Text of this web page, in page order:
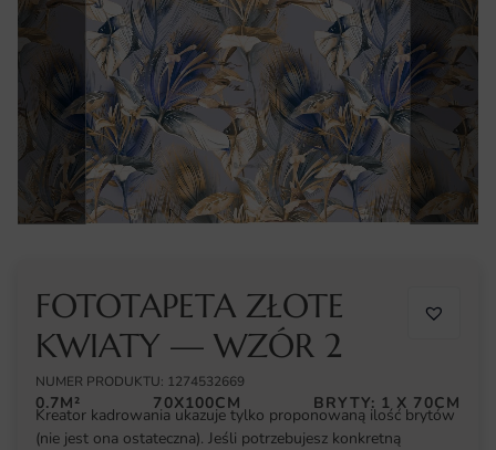
FOTOTAPETA ZŁOTE
KWIATY — WZÓR 2
NUMER PRODUKTU: 1274532669
0.7M² 70X100CM BRYTY: 1 X 70CM
Kreator kadrowania ukazuje tylko proponowaną ilość brytów
(nie jest ona ostateczna). Jeśli potrzebujesz konkretną